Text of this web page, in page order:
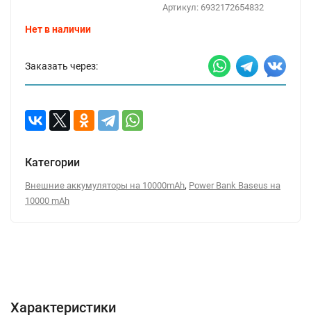
Артикул: 6932172654832
Нет в наличии
Заказать через:
Категории
Внешние аккумуляторы на 10000mAh, Power Bank Baseus на
10000 mAh
Характеристики